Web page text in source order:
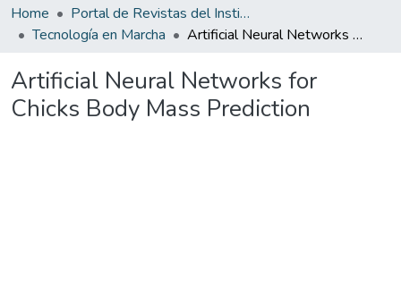
Home
Portal de Revistas del Instituto Tecnológico de Costa Rica
Tecnología en Marcha
Artificial Neural Networks for Chicks Body Mass Prediction
Artificial Neural Networks for
Chicks Body Mass Prediction